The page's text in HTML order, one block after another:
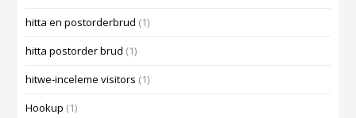
hitta en postorderbrud (1)
hitta postorder brud (1)
hitwe-inceleme visitors (1)
Hookup (1)